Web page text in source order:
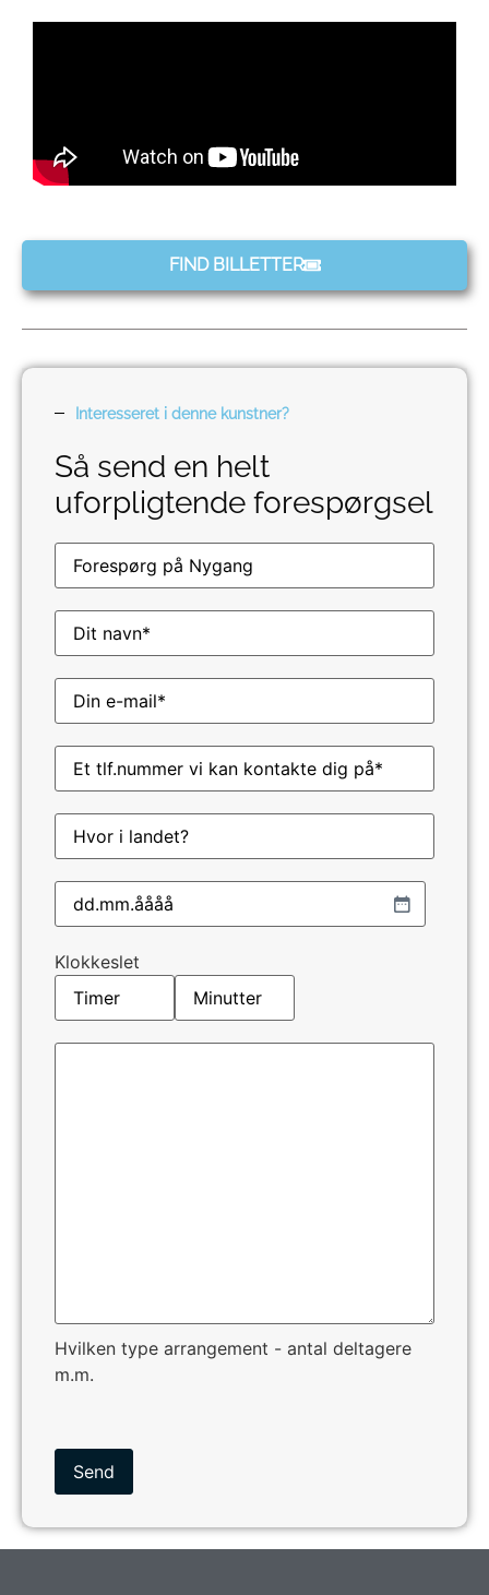
FIND BILLETTER
Interesseret i denne kunstner?
Så send en helt
uforpligtende forespørgsel
Kunstner
Navn (Påkrævet)
E-
mail(Påkrævet)
Telefon(Påkrævet)
Hvor
Dato(Påkrævet)
Klokkeslet
Info
Hvilken type arrangement - antal deltagere
m.m.